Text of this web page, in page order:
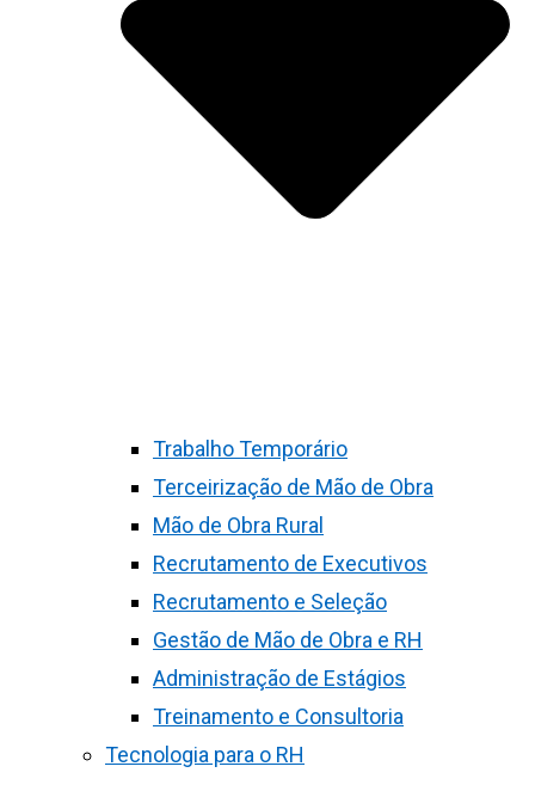
Trabalho Temporário
Terceirização de Mão de Obra
Mão de Obra Rural
Recrutamento de Executivos
Recrutamento e Seleção
Gestão de Mão de Obra e RH
Administração de Estágios
Treinamento e Consultoria
Tecnologia para o RH